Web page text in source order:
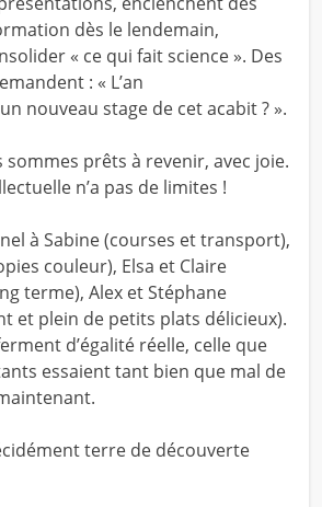
dès le lendemain,
« ce qui fait science ». Des
: « L’an
nouveau stage de cet acabit ? ».
sommes prêts à revenir, avec joie.
n’a pas de limites !
à Sabine (courses et transport),
couleur), Elsa et Claire
terme), Alex et Stéphane
et plein de petits plats délicieux).
d’égalité réelle, celle que
essaient tant bien que mal de
terre de découverte